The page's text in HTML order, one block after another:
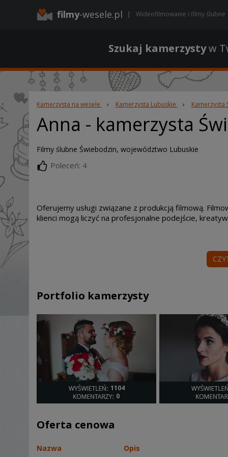
filmy-wesele.pl Wideofilmowanie i filmy ślubne
Szukaj kamerzystyw
Kamerzysta na wesele › Kamerzysta Lubuskie › Kamerzysta
Anna - kamerzysta
Filmy ślubne Świebodzin, województwo Lubuskie
Poleceń: 4
Oferujemy usługi związane z produkcją filmową.
klienci mogą liczyć na profesjonalne podejście,
Portfolio kamerzysty
1104
0
Oferta cenowa
Nazwa Opis